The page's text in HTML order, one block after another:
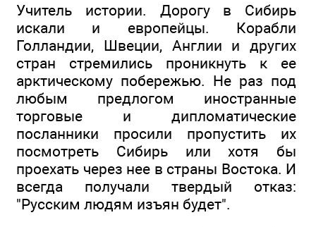
Учитель истории. Дорогу в Сибирь
искали и европейцы. Корабли
Голландии, Швеции, Англии и других
стран стремились проникнуть к ее
арктическому побережью. Не раз под
любым предлогом иностранные
торговые и дипломатические
посланники просили пропустить их
посмотреть Сибирь или хотя бы
проехать через нее в страны Востока. И
всегда получали твердый отказ:
"Русским людям изъян будет".